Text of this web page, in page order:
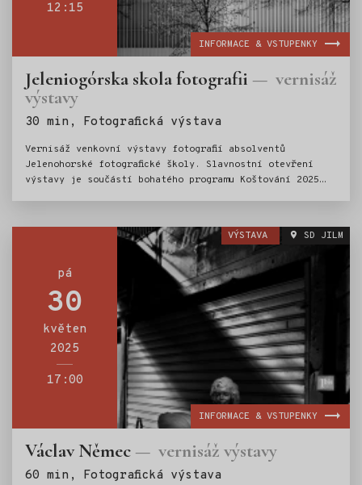
12:15
Jeleniogórska skola fotografii vernisáž
výstavy
30 min, Fotografická výstava
Vernisáž venkovní výstavy fotografií absolventů
Jelenohorské fotografické školy. Slavnostní otevření
výstavy je součástí bohatého programu Koštování 2025
u Městské knihovny Jaroslava Havlíčka a pro zájemce
bude k vidění od 7. 9. do 28. 9. 2025.
INFORMACE & VSTUPENKY
pá
30
květen
2025
17:00
VÝSTAVA SD JILM
Václav Němec vernisáž výstavy
60 min, Fotografická výstava
INFORMACE & VSTUPENKY